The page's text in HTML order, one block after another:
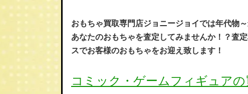
おもちゃ買取専門店ジョニージョイでは年代物
あなたのおもちゃを査定してみませんか！？査
スでお客様のおもちゃをお迎え致します！
コミック・ゲームフィギュアの